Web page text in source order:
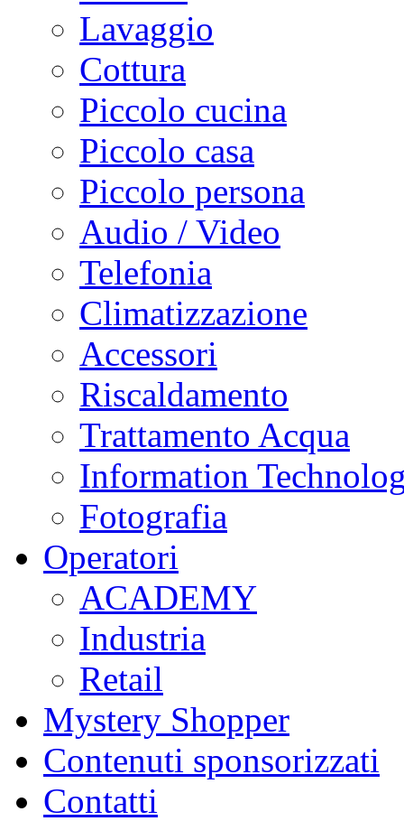
Lavaggio
Cottura
Piccolo cucina
Piccolo casa
Piccolo persona
Audio / Video
Telefonia
Climatizzazione
Accessori
Riscaldamento
Trattamento Acqua
Information
Fotografia
Operatori
ACADEMY
Industria
Retail
Mystery Shopper
Contenuti sponsorizzati
Contatti